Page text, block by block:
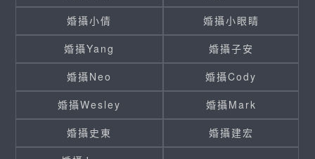
婚攝小倩
婚攝小眼睛
婚攝Yang
婚攝子安
婚攝Neo
婚攝Cody
婚攝Wesley
婚攝Mark
婚攝史東
婚攝建宏